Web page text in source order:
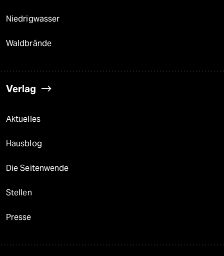
Niedrigwasser
Waldbrände
Verlag
Aktuelles
Hausblog
Die Seitenwende
Stellen
Presse